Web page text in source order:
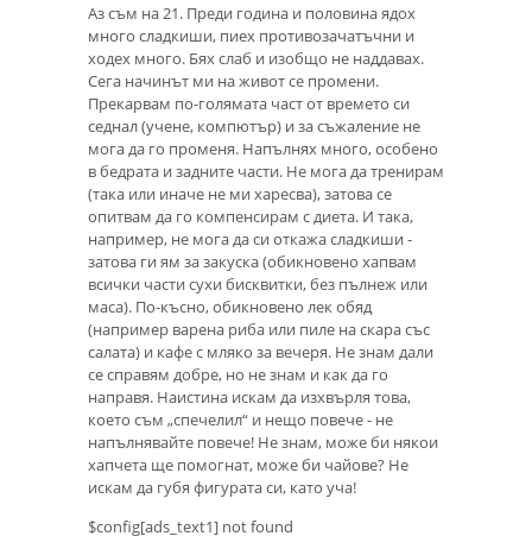
Аз съм на 21. Преди година и половина ядох
много сладкиши, пиех противозачатъчни и
ходех много. Бях слаб и изобщо не наддавах.
Сега начинът ми на живот се промени.
Прекарвам по-голямата част от времето си
седнал (учене, компютър) и за съжаление не
мога да го променя. Напълнях много, особено
в бедрата и задните части. Не мога да тренирам
(така или иначе не ми харесва), затова се
опитвам да го компенсирам с диета. И така,
например, не мога да си откажа сладкиши -
затова ги ям за закуска (обикновено хапвам
всички части сухи бисквитки, без пълнеж или
маса). По-късно, обикновено лек обяд
(например варена риба или пиле на скара със
салата) и кафе с мляко за вечеря. Не знам дали
се справям добре, но не знам и как да го
направя. Наистина искам да изхвърля това,
което съм „спечелил“ и нещо повече - не
напълнявайте повече! Не знам, може би някои
хапчета ще помогнат, може би чайове? Не
искам да губя фигурата си, като уча!
$config[ads_text1] not found